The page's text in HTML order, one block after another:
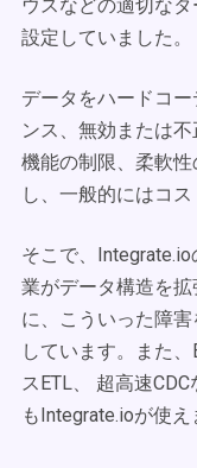
ウスなどの適切な
設定していました。
データをハードコ
ンス、無効または
機能の制限、柔軟
し、一般的にはコス
そこで、
業がデータ構造を
に、こういった障
しています。また
スETL、 超高速
もIntegrate.ioが使え